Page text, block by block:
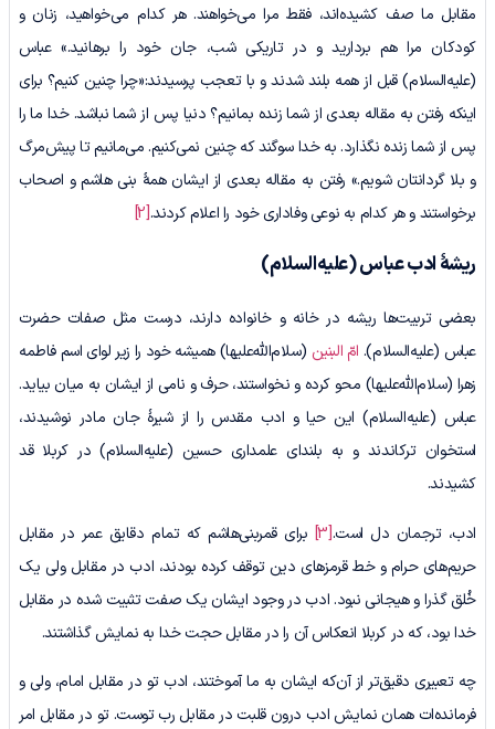
مقابل ما صف کشیده‌اند، فقط مرا می‌خواهند. هر کدام می‌خواهید، زنان و
کودکان مرا هم بردارید و در تاریکی شب، جان خود را برهانید.» عباس
(علیه‌السلام) قبل از همه بلند شدند و با تعجب پرسیدند:«چرا چنین کنیم؟ برای
اینکه رفتن به مقاله بعدی از شما زنده بمانیم؟ دنیا پس از شما نباشد. خدا ما را
پس از شما زنده نگذارد. به خدا سوگند که چنین نمی‌کنیم. می‌مانیم تا پیش‌مرگ
و بلا گردانتان شویم.» رفتن به مقاله بعدی از ایشان همۀ بنی هاشم و اصحاب
برخواستند و هر کدام به نوعی وفاداری خود را اعلام کردند.[2]
ریشۀ ادب عباس(علیه‌السلام)
بعضی تربیت‌ها ریشه در خانه و خانواده دارند، درست مثل صفات حضرت
عباس (علیه‌السلام). امّ البنین (سلام‌الله‌علیها) همیشه خود را زیر لوای اسم فاطمه
زهرا (سلام‌الله‌علیها) محو کرده و نخواستند، حرف و نامی از ایشان به میان بیاید.
عباس (علیه‌السلام) این حیا و ادب مقدس را از شیرۀ جان مادر نوشیدند،
استخوان ترکاندند و به بلندای علمداری حسین (علیه‌السلام) در کربلا قد
کشیدند.
ادب، ترجمان دل است.[3]
برای قمربنی‌هاشم که تمام دقایق عمر در مقابل
حریم‌های حرام و خط قرمزهای دین ‌توقف کرده بودند، ادب در مقابل ولی یک
خُلق گذرا و هیجانی نبود. ادب در وجود ایشان یک صفت تثبیت شده در مقابل
خدا بود، که در کربلا انعکاس آن را در مقابل حجت خدا به نمایش گذاشتند.
چه تعبیری دقیق‌تر از آن‌که ایشان به ما آموختند، ادب تو در مقابل امام، ولی و
فرمانده‌ات همان نمایش ادب درون قلبت در مقابل رب توست. تو در مقابل امر